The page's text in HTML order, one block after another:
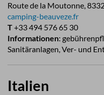
Route de la Moutonne,
camping-beauveze.fr
T+33 494 576 65 30
Informationen:
Sanitäranlagen, Ver- und
Italien